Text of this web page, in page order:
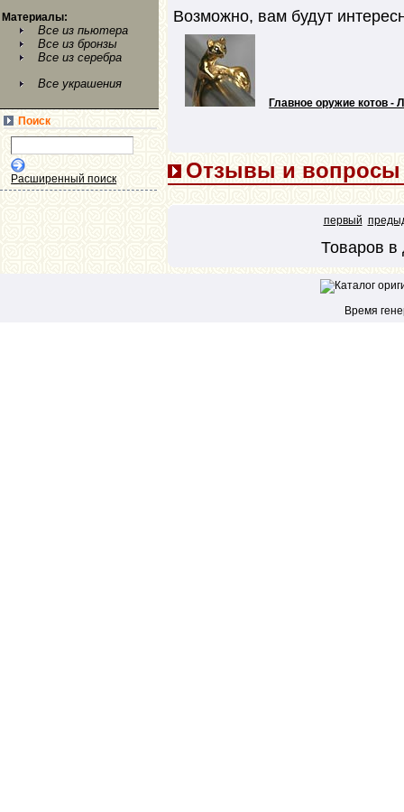
Возможно, вам будут
Главное оружие котов -
Отзывы и вопросы
первый
Товаров в
Материалы:
Все из пьютера
Все из бронзы
Все из серебра
Все украшения
Поиск
Расширенный поиск
Время